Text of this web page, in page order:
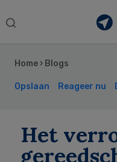
Search
Home › Blogs
Opslaan Reageer nu
Het
Sidebar